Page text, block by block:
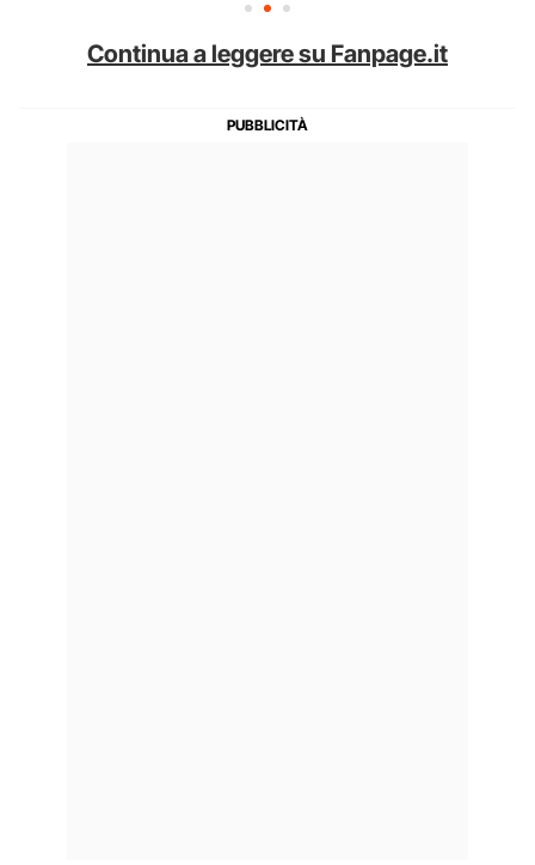
Continua a leggere su Fanpage.it